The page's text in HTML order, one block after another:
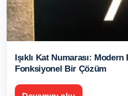
Işıklı Kat Numarası:
Fonksiyonel Bir Çözüm